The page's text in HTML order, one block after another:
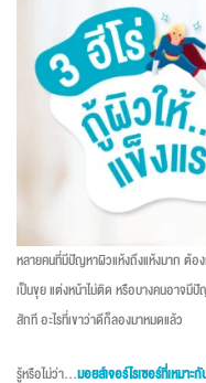
หลายคนที่มีปัญหาผิวแห้งถึงแห้งมาก ต้อ
เป็นขุย แต่งหน้าไม่ติด หรือบางคนอาจมี
สักที อะไรที่เขาว่าดีก็ลองมาหมดแล้ว
รู้หรือไม่ว่า…มอยส์เจอร์ไรเซอร์ที่เหมาะ